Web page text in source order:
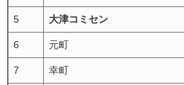
5 大津コミセン
6 元町
7 幸町